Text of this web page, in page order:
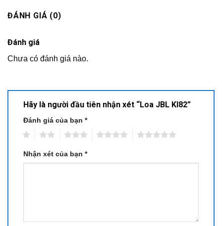
ĐÁNH GIÁ (0)
Đánh giá
Chưa có đánh giá nào.
Hãy là người đầu tiên nhận xét “Loa JBL KI82”
Đánh giá của bạn *
Nhận xét của bạn *